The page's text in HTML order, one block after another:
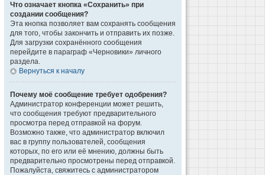
Что означает кнопка «Сохранить» при
создании сообщения?
Эта кнопка позволяет вам сохранять сообщения
для того, чтобы закончить и отправить их позже.
Для загрузки сохранённого сообщения
перейдите в параграф «Черновики» личного
раздела.
Вернуться к началу
Почему моё сообщение требует одобрения?
Администратор конференции может решить,
что сообщения требуют предварительного
просмотра перед отправкой на форум.
Возможно также, что администратор включил
вас в группу пользователей, сообщения
которых, по его или её мнению, должны быть
предварительно просмотрены перед отправкой.
Пожалуйста, свяжитесь с администратором